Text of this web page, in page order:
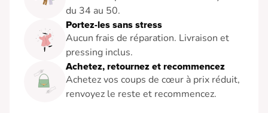
du 34 au 50.
Portez-les sans stress
Aucun frais de réparation. Livraison et
pressing inclus.
Achetez, retournez et recommencez
Achetez vos coups de cœur à prix réduit,
renvoyez le reste et recommencez.